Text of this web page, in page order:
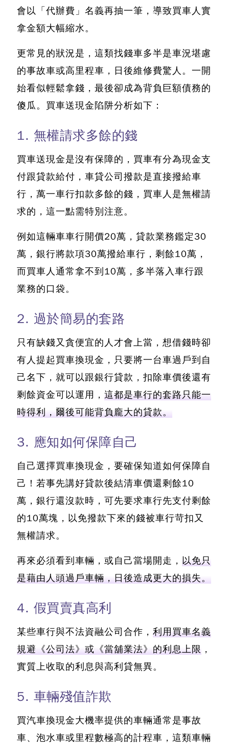
會以「代辦費」名義再抽一筆，導致買車人實
拿金額大幅縮水。
更常見的狀況是， 這類找錢車多半是車況堪慮
的事故車或高里程車，日後維修費驚人。 一開
始看似輕鬆拿錢，最後卻成為背負巨額債務的
傻瓜。買車送現金陷阱分析如下：
1. 無權請求多餘的錢
買車送現金是沒有保障的 ，買車有分為現金支
付跟貸款給付，車貸公司撥款是直接撥給車
行，萬一車行扣款多餘的錢，買車人是無權請
求的，這一點需特別注意。
例如這輛車車行開價20萬，貸款業務鑑定30
萬，銀行將款項30萬撥給車行，剩餘10萬，
而買車人通常拿不到10萬，多半落入車行跟
業務的口袋。
2. 過於簡易的套路
只有缺錢又貪便宜的人才會上當，想借錢時卻
有人提起買車換現金，只要將一台車過戶到自
己名下，就可以跟銀行貸款，扣除車價後還有
剩餘資金可以運用， 這都是車行的套路只能一
時得利，爾後可能背負龐大的貸款。
3. 應知如何保障自己
自己選擇買車換現金，要確保知道如何保障自
己！ 若事先講好貸款後結清車價還剩餘10
萬，銀行還沒款時，可先要求車行先支付剩餘
的10萬塊，以免撥款下來的錢被車行苛扣又
無權請求。
再來必須看到車輛，或自己當場開走， 以免只
是藉由人頭過戶車輛，日後造成更大的損失。
4. 假買賣真高利
某些車行與不法資融公司合作， 利用買車名義
規避《公司法》或《當舖業法》的利息上限 ，
實質上收取的利息與高利貸無異。
5. 車輛殘值詐欺
買汽車換現金大機率提供的車輛通常是事故
車、泡水車或里程數極高的計程車， 這類車輛